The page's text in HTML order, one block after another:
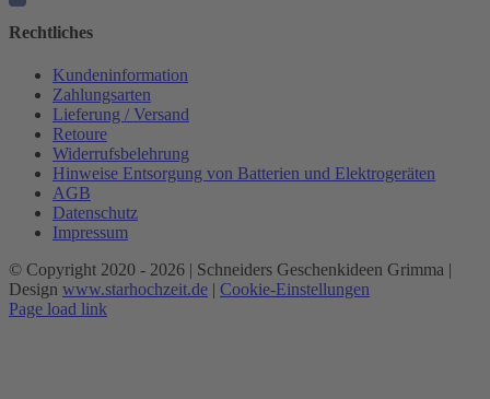
Rechtliches
Kundeninformation
Zahlungsarten
Lieferung / Versand
Retoure
Widerrufsbelehrung
Hinweise Entsorgung von Batterien und Elektrogeräten
AGB
Datenschutz
Impressum
© Copyright 2020 - 2026 | Schneiders Geschenkideen Grimma |
Design www.starhochzeit.de | Cookie-Einstellungen
Page load link